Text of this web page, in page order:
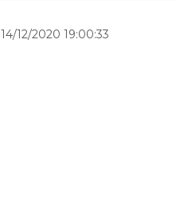
14/12/2020 19:00:33